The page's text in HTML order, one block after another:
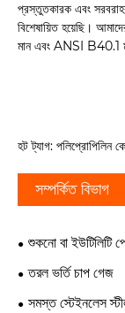
প্রস্তুতকারক এবং
বিশেষায়িত হয়েছি।
মান এবং ANSI B40.1
হট ট্যাগ: পলিপ্রোপিলিন
সম্পর্কিত বিভাগ
শুকনো বা ইউটিলিটি
তরল ভর্তি চাপ গেজ
সমস্ত স্টেইনলেস